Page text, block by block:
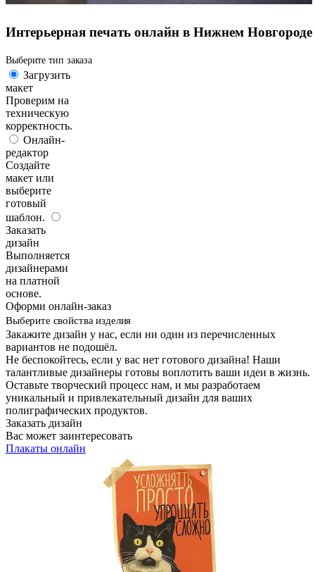
Интерьерная печать онлайн в Нижнем Новгороде
Выберите тип заказа
Загрузить
макет
Проверим на
техническую
корректность.
Онлайн-
редактор
Создайте
макет или
выберите
готовый
шаблон.
Заказать
дизайн
Выполняется
дизайнерами
на платной
основе.
Оформи онлайн-заказ
Выберите свойства изделия
Закажите дизайн у нас, если ни один из перечисленных
вариантов не подошёл.
Не беспокойтесь, если у вас нет готового дизайна! Наши
талантливые дизайнеры готовы воплотить ваши идеи в жизнь.
Оставьте творческий процесс нам, и мы разработаем
уникальный и привлекательный дизайн для ваших
полиграфических продуктов.
Заказать дизайн
Вас может заинтересовать
Плакаты онлайн